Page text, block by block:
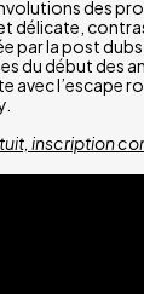
des
délicate,
par la post
du début des
avec l’escape
inscription